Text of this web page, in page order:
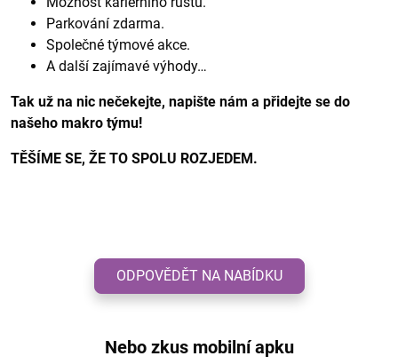
Parkování zdarma.
Společné týmové akce.
A další zajímavé výhody…
Tak už na nic nečekejte, napište nám a přidejte se do
našeho makro týmu!
TĚŠÍME SE, ŽE TO SPOLU ROZJEDEM.
ODPOVĚDĚT NA NABÍDKU
Nebo zkus mobilní apku